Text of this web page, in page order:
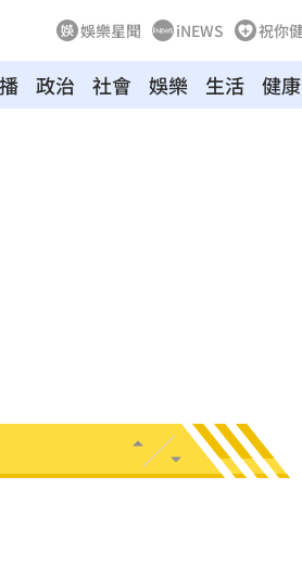
娛樂星聞 iNEWS 祝你
政治 社會 娛樂 生活 健康